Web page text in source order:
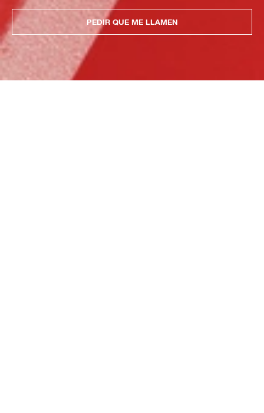
PEDIR QUE ME LLAMEN